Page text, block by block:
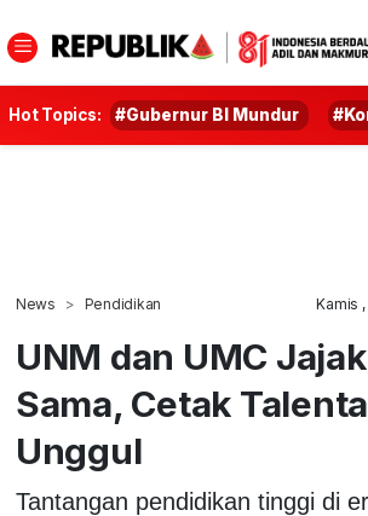
Hot Topics: #Gubernur BI Mundur
News Pendidikan Kamis ,
UNM dan UMC
Sama, Cetak
Unggul
Tantangan pendidikan tinggi di